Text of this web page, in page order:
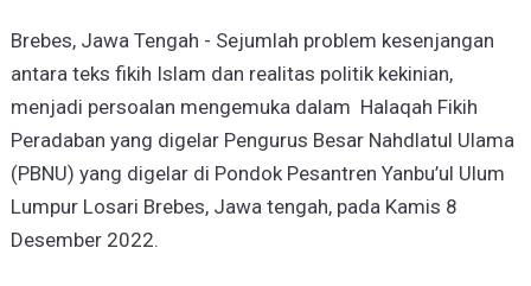
Brebes, Jawa Tengah - Sejumlah problem kesenjangan
antara teks fikih Islam dan realitas politik kekinian,
menjadi persoalan mengemuka dalam Halaqah Fikih
Peradaban yang digelar Pengurus Besar Nahdlatul Ulama
(PBNU) yang digelar di Pondok Pesantren Yanbu’ul Ulum
Lumpur Losari Brebes, Jawa tengah, pada Kamis 8
Desember 2022.